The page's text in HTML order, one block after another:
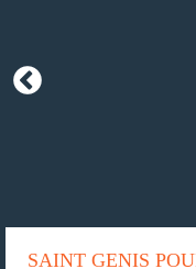
SAINT GENIS